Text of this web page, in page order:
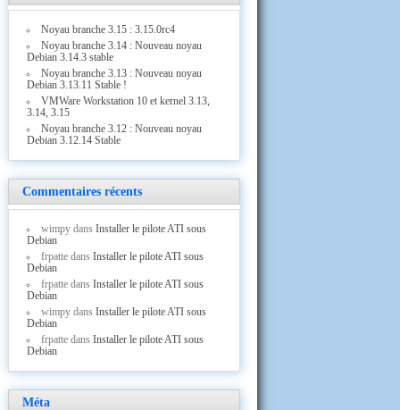
Noyau branche 3.15 : 3.15.0rc4
Noyau branche 3.14 : Nouveau noyau
Debian 3.14.3 stable
Noyau branche 3.13 : Nouveau noyau
Debian 3.13.11 Stable !
VMWare Workstation 10 et kernel 3.13,
3.14, 3.15
Noyau branche 3.12 : Nouveau noyau
Debian 3.12.14 Stable
Commentaires récents
wimpydans Installer le pilote ATI sous
Debian
frpattedans Installer le pilote ATI sous
Debian
frpattedans Installer le pilote ATI sous
Debian
wimpydans Installer le pilote ATI sous
Debian
frpattedans Installer le pilote ATI sous
Debian
Méta